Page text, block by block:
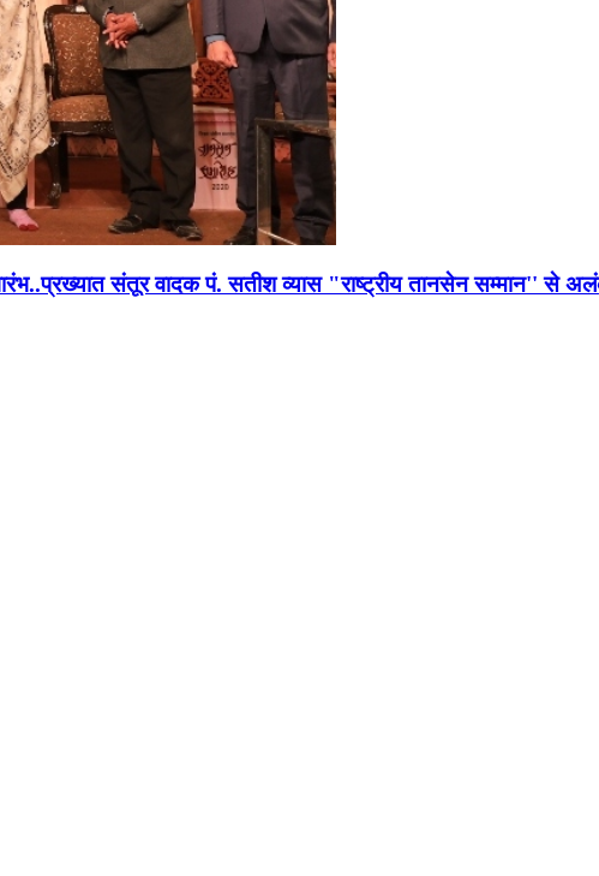
संतूर वादक पं. सतीश व्यास "राष्ट्रीय तानसेन सम्मान'' से